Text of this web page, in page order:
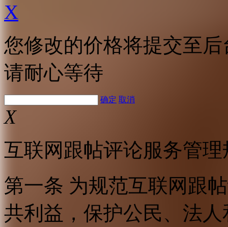
X
您修改的价格将提交至
请耐心等待
确定 取消
X
互联网跟帖评论服务管理
第一条 为规范互联网跟
共利益，保护公民、法